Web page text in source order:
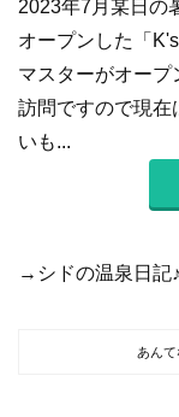
2023年7月某日の
オープンした「
マスターがオー
訪問ですので現在
いも...
→シドの温泉日
あん